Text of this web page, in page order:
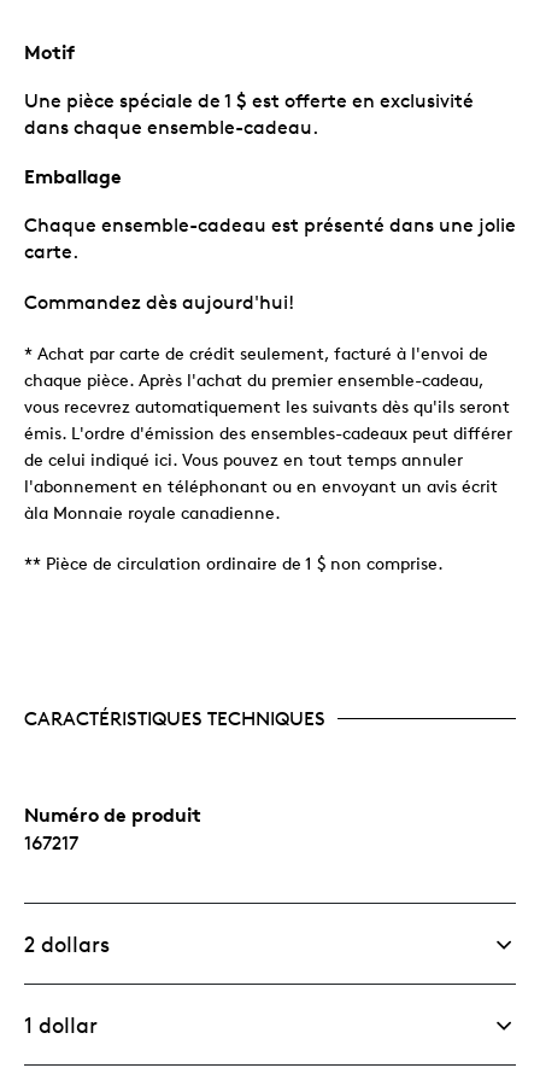
Motif
Une pièce spéciale de 1 $ est offerte en exclusivité
dans chaque ensemble-cadeau.
Emballage
Chaque ensemble-cadeau est présenté dans une jolie
carte.
Commandez dès aujourd'hui!
* Achat par carte de crédit seulement, facturé à l'envoi de
chaque pièce. Après l'achat du premier ensemble-cadeau,
vous recevrez automatiquement les suivants dès qu'ils seront
émis. L'ordre d'émission des ensembles-cadeaux peut différer
de celui indiqué ici. Vous pouvez en tout temps annuler
l'abonnement en téléphonant ou en envoyant un avis écrit
àla Monnaie royale canadienne.
** Pièce de circulation ordinaire de 1 $ non comprise.
CARACTÉRISTIQUES TECHNIQUES
Numéro de produit
167217
2 dollars
1 dollar